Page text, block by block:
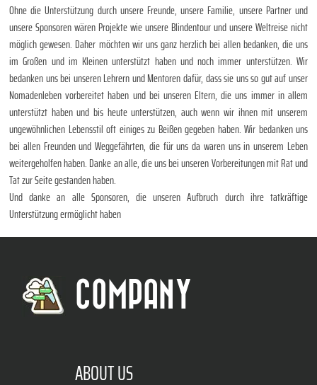
Ohne die Unterstützung durch unsere Freunde, unsere Familie, unsere Partner und
unsere Sponsoren wären Projekte wie unsere Blindentour und unsere Weltreise nicht
möglich gewesen. Daher möchten wir uns ganz herzlich bei allen bedanken, die uns
im Großen und im Kleinen unterstützt haben und noch immer unterstützen. Wir
bedanken uns bei unseren Lehrern und Mentoren dafür, dass sie uns so gut auf unser
Nomadenleben vorbereitet haben und bei unseren Eltern, die uns immer in allem
unterstützt haben und bis heute unterstützen, auch wenn wir ihnen mit unserem
ungewöhnlichen Lebensstil oft einiges zu Beißen gegeben haben. Wir bedanken uns
bei allen Freunden und Weggefährten, die für uns da waren uns in unserem Leben
weitergeholfen haben. Danke an alle, die uns bei unseren Vorbereitungen mit Rat und
Tat zur Seite gestanden haben.
Und danke an alle Sponsoren, die unseren Aufbruch durch ihre tatkräftige
Unterstützung ermöglicht haben
COMPANY
ABOUT US